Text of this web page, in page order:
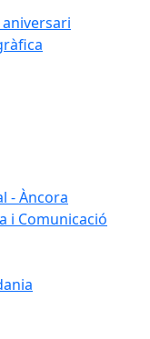
aniversari
- Àncora
i Comunicació